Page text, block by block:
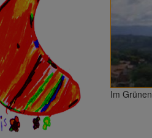
Im Grünen